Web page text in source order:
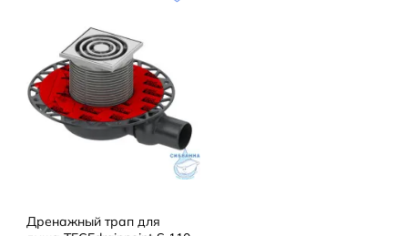
Дренажный трап для